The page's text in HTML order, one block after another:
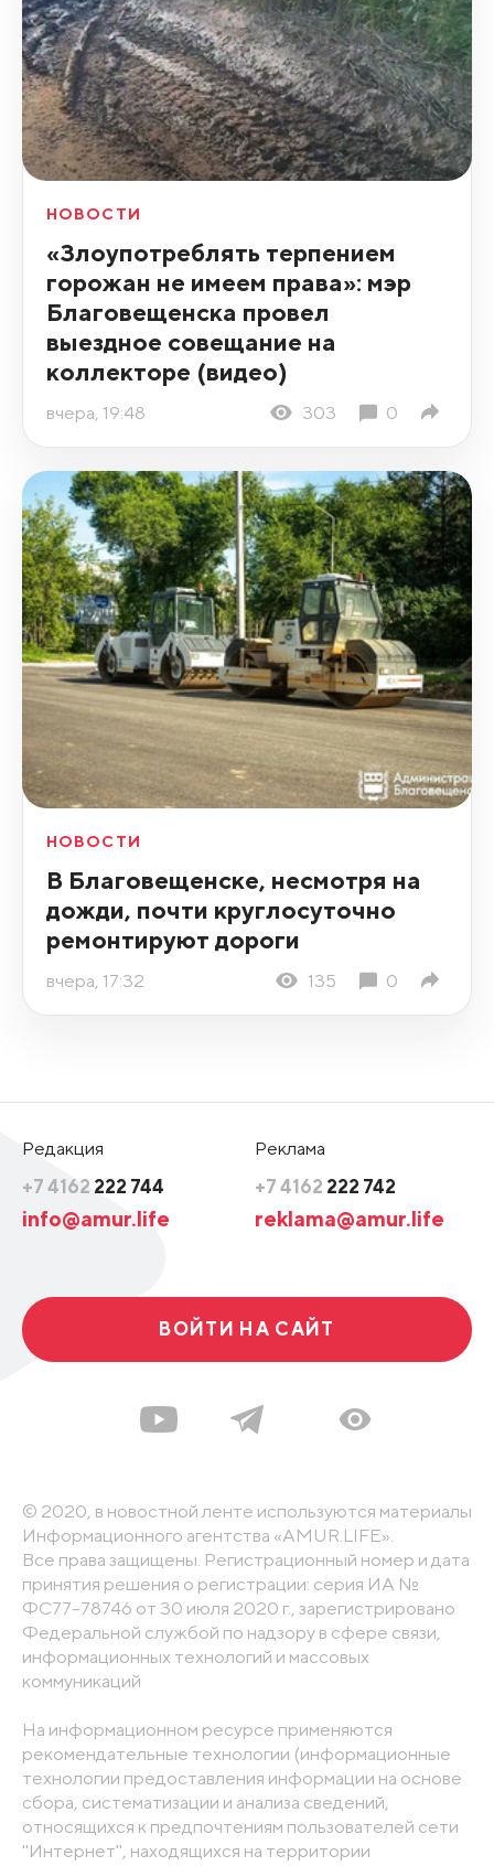
НОВОСТИ
«Злоупотреблять терпением
горожан не имеем права»: мэр
Благовещенска провел
выездное совещание на
коллекторе (видео)
вчера, 19:48 303 0
НОВОСТИ
В Благовещенске, несмотря на
дожди, почти круглосуточно
ремонтируют дороги
вчера, 17:32 135 0
Редакция
+7 4162 222 744
info@amur.life
Реклама
+7 4162 222 742
reklama@amur.life
ВОЙТИ НА САЙТ
© 2020, в новостной ленте используются материалы
Информационного агентства «AMUR.LIFE».
Все права защищены. Регистрационный номер и дата
принятия решения о регистрации: серия ИА №
ФС77-78746 от 30 июля 2020 г., зарегистрировано
Федеральной службой по надзору в сфере связи,
информационных технологий и массовых
коммуникаций
На информационном ресурсе применяются
рекомендательные технологии (информационные
технологии предоставления информации на основе
сбора, систематизации и анализа сведений,
относящихся к предпочтениям пользователей сети
"Интернет", находящихся на территории